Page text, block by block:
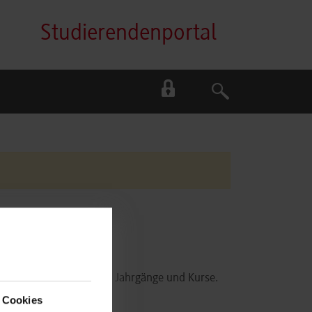
Cookies
Studierendenportal
Suche
Suche
der bezeichneten Jahrgänge und Kurse.